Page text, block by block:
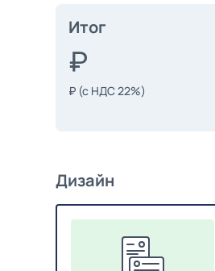
Итог
₽ (с НДС 22%)
Дизайн